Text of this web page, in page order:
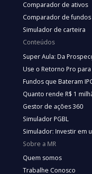
Comparador de ativos
Comparador de fundos
Simulador de carteira
Conteúdos
Super Aula: Da
Use o Retorno Pro
Fundos que Bateram
Quanto rende R$ 1
Gestor de ações 360
Simulador PGBL
Simulador: Investir em
Sobre a MR
Quem somos
Trabalhe Conosco